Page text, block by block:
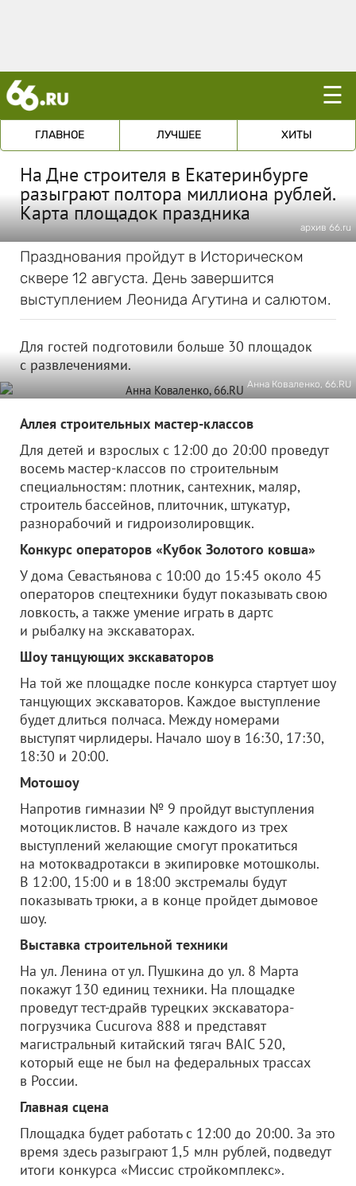
☰
ГЛАВНОЕ ЛУЧШЕЕ ХИТЫ
На Дне строителя в Екатеринбурге
разыграют полтора миллиона рублей.
Карта площадок праздника
архив 66.ru
Празднования пройдут в Историческом
сквере 12 августа. День завершится
выступлением Леонида Агутина и салютом.
Для гостей подготовили больше 30 площадок
с развлечениями.
Анна Коваленко, 66.RU
Аллея строительных мастер-классов
Для детей и взрослых с 12:00 до 20:00 проведут
восемь мастер-классов по строительным
специальностям: плотник, сантехник, маляр,
строитель бассейнов, плиточник, штукатур,
разнорабочий и гидроизолировщик.
Конкурс операторов «Кубок Золотого ковша»
У дома Севастьянова с 10:00 до 15:45 около 45
операторов спецтехники будут показывать свою
ловкость, а также умение играть в дартс
и рыбалку на экскаваторах.
Шоу танцующих экскаваторов
На той же площадке после конкурса стартует шоу
танцующих экскаваторов. Каждое выступление
будет длиться полчаса. Между номерами
выступят чирлидеры. Начало шоу в 16:30, 17:30,
18:30 и 20:00.
Мотошоу
Напротив гимназии № 9 пройдут выступления
мотоциклистов. В начале каждого из трех
выступлений желающие смогут прокатиться
на мотоквадротакси в экипировке мотошколы.
В 12:00, 15:00 и в 18:00 экстремалы будут
показывать трюки, а в конце пройдет дымовое
шоу.
Выставка строительной техники
На ул. Ленина от ул. Пушкина до ул. 8 Марта
покажут 130 единиц техники. На площадке
проведут тест-драйв турецких экскаватора-
погрузчика Cucurova 888 и представят
магистральный китайский тягач BAIC 520,
который еще не был на федеральных трассах
в России.
Главная сцена
Площадка будет работать с 12:00 до 20:00. За это
время здесь разыграют 1,5 млн рублей, подведут
итоги конкурса «Миссис стройкомплекс».